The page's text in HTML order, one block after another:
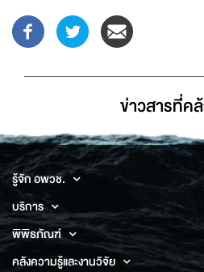
ข่าวสารที่่ค
รู้จัก อพวช.
บริการ
พิพิธภัณฑ์
คลังความรู้และงานวิจัย